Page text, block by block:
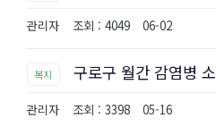
관리자 조회 : 4049 06-02
복지 구로구 월간 감염병
관리자 조회 : 3398 05-16